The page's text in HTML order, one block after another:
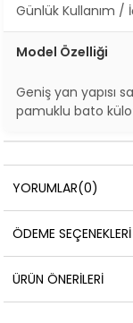
Günlük Kullanım /
Model Özelliği
Geniş yan yapısı
pamuklu bato
YORUMLAR(0)
ÖDEME SEÇENEKLERI
ÜRÜN ÖNERILERI